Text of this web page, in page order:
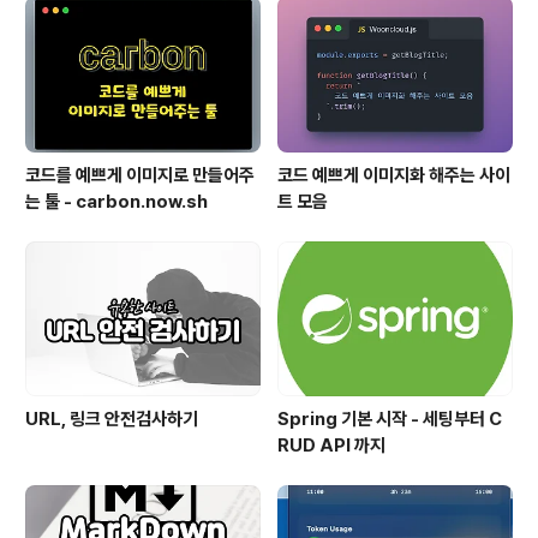
코드를 예쁘게 이미지로 만들어주
는 툴 - carbon.now.sh
코드 예쁘게 이미지화 해주는 사이
트 모음
URL, 링크 안전검사하기
Spring 기본 시작 - 세팅부터 C
RUD API 까지